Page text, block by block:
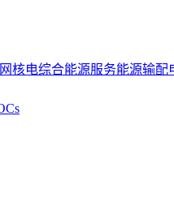
核电综合能源服务能源输配